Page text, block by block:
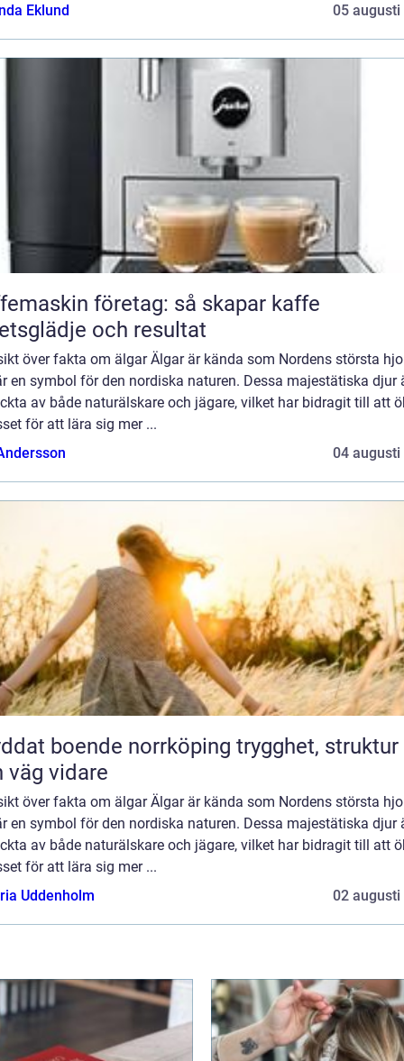
Eklund
05 augusti
företag: så skapar kaffe
och resultat
över fakta om älgar Älgar är kända som Nordens största
en symbol för den nordiska naturen. Dessa majestätiska djur
av både naturälskare och jägare, vilket har bidragit till att
för att lära sig mer ...
04 augusti
boende norrköping trygghet, struktur
väg vidare
över fakta om älgar Älgar är kända som Nordens största
en symbol för den nordiska naturen. Dessa majestätiska djur
av både naturälskare och jägare, vilket har bidragit till att
för att lära sig mer ...
Uddenholm
02 augusti